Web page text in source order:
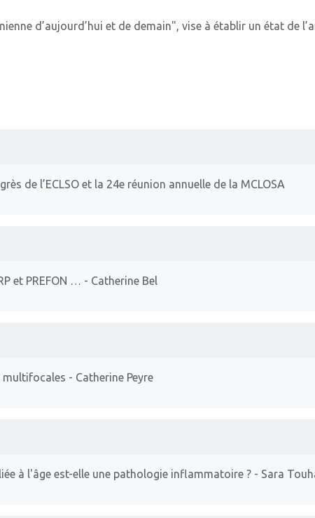
d’aujourd’hui et de demain", vise à établir un état de
de l’ECLSO et la 24e réunion annuelle de la MCLOSA
et PREFON … - Catherine Bel
multifocales - Catherine Peyre
à l'âge est-elle une pathologie inflammatoire ? - Sara